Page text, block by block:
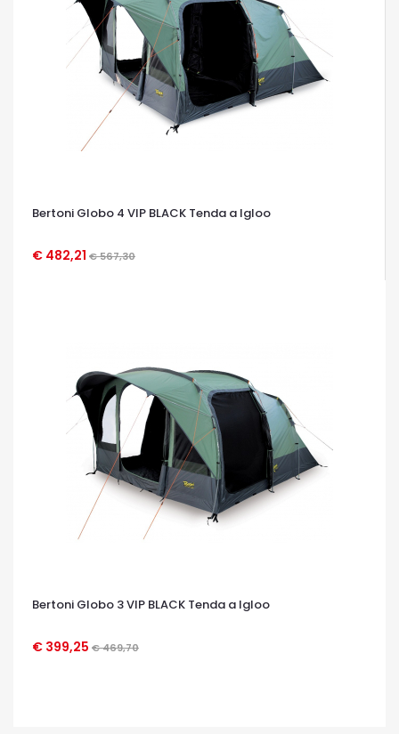
Bertoni Globo 4 VIP BLACK Tenda a Igloo
€ 482,21 € 567,30
OCCHIATA VELOCE
Bertoni Globo 3 VIP BLACK Tenda a Igloo
€ 399,25 € 469,70
OCCHIATA VELOCE